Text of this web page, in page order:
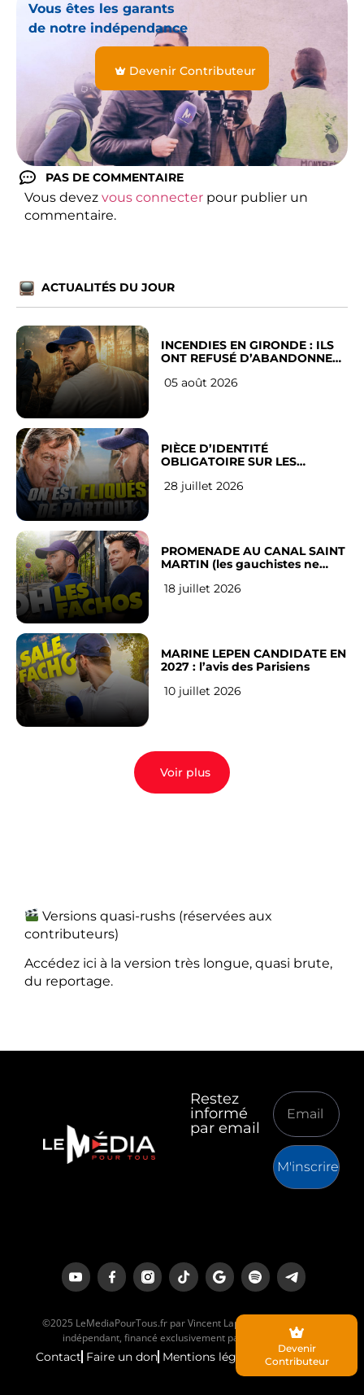
Vous êtes les garants
de notre indépendance
Devenir Contributeur
PAS DE COMMENTAIRE
Vous devez vous connecter pour publier un
commentaire.
ACTUALITÉS DU JOUR
INCENDIES EN GIRONDE : ILS
ONT REFUSÉ D’ABANDONNER
05 août 2026
PIÈCE D’IDENTITÉ
OBLIGATOIRE SUR LES
Français
28 juillet 2026
PROMENADE AU CANAL SAINT
MARTIN (les gauchistes ne
18 juillet 2026
MARINE LEPEN CANDIDATE EN
2027 : l’avis des Parisiens
10 juillet 2026
Voir plus
Versions quasi-rushs (réservées aux
contributeurs)
Accédez ici à la version très longue, quasi brute,
du reportage.
Restez
informé
par email
M'inscrire
©2025 LeMediaPourTous.fr par Vincent Lapierre est un média
indépendant, financé exclusivement par ses lecteurs.
Contact Faire un don Mentions légales
Devenir
Contributeur